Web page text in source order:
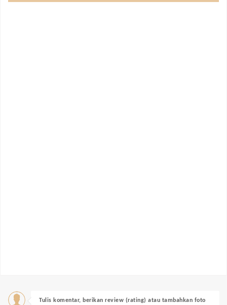
Tulis komentar, berikan review (rating) atau tambahkan foto